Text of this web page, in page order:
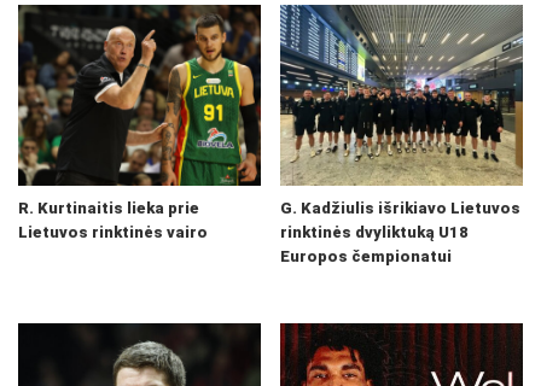
R. Kurtinaitis lieka prie
Lietuvos rinktinės vairo
G. Kadžiulis išrikiavo Lietuvos
rinktinės dvyliktuką U18
Europos čempionatui